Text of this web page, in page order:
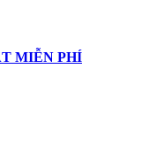
MIỄN PHÍ